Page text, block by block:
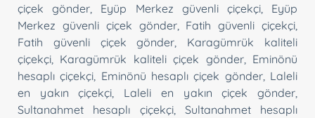
çiçek gönder
Eyüp Merkez güvenli çiçekçi, Eyüp
Merkez güvenli çiçek gönder, Fatih güvenli çiçekçi
Fatih güvenli çiçek gönder
Karagümrük kaliteli
çiçekçi
Karagümrük kaliteli çiçek gönder, Eminönü
hesaplı çiçekçi Eminönü hesaplı çiçek gönder, Laleli
en yakın çiçekçi
Laleli en yakın çiçek gönder
Sultanahmet hesaplı çiçekçi, Sultanahmet hesaplı